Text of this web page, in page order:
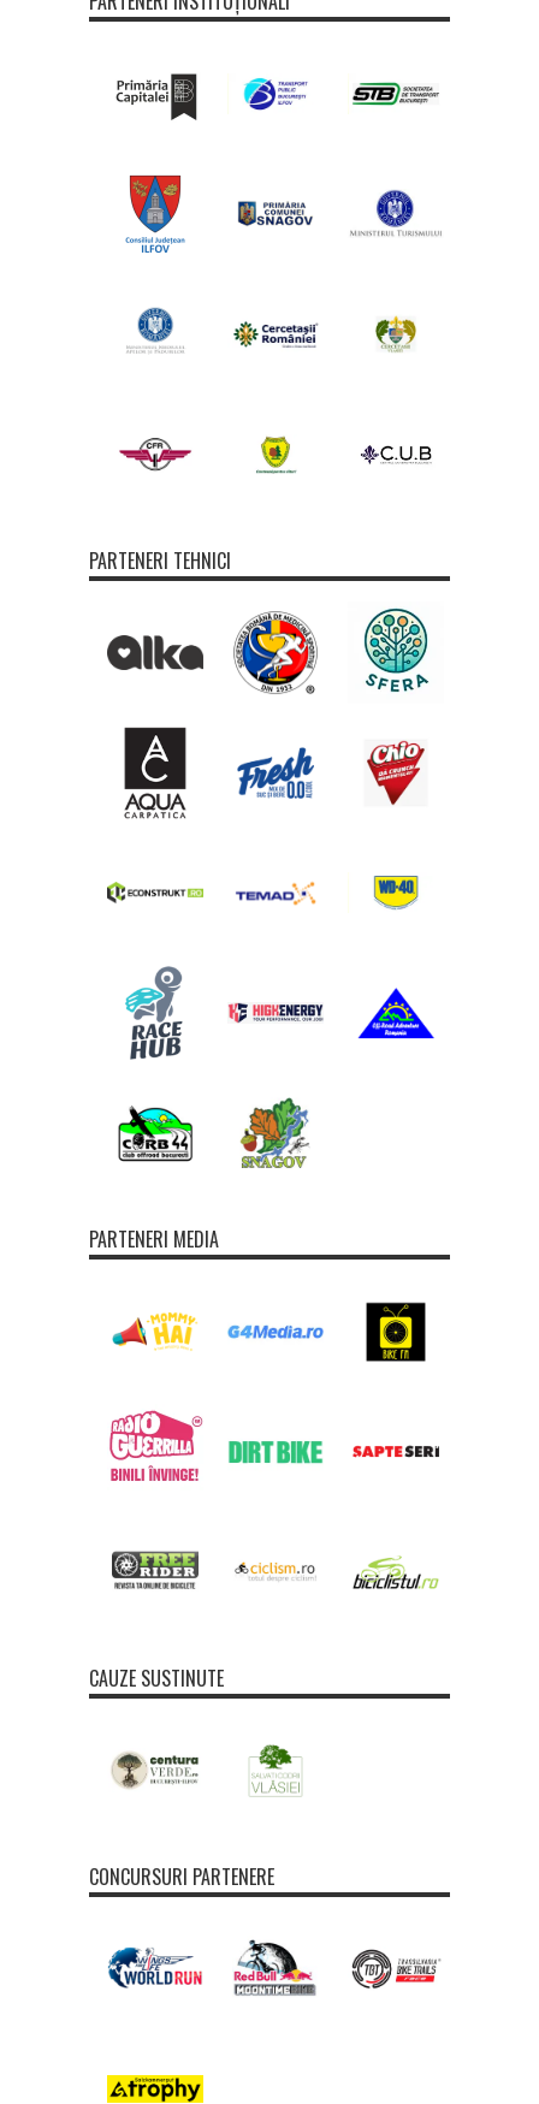
PARTENERI TEHNICI
PARTENERI MEDIA
CAUZE SUSTINUTE
CONCURSURI PARTENERE